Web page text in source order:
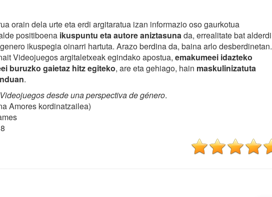
orain dela urte eta erdi argitaratua izan informazio oso gaurkotua
positiboena ikuspuntu eta autore aniztasunada, errealitate bat alderdi
ikuspegia oinarri hartuta. Arazo berdina da, baina arlo desberdinetan.
Videojuegos argitaletxeak egindako apostua, emakumeei idazteko
buruzko gaietaz hitz egiteko, are eta gehiago, hain maskulinizatuta
.
desde una perspectiva de género.
Amores kordinatzailea)